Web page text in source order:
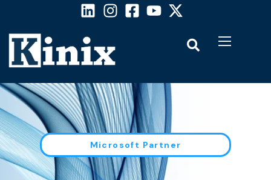
Microsoft Partner